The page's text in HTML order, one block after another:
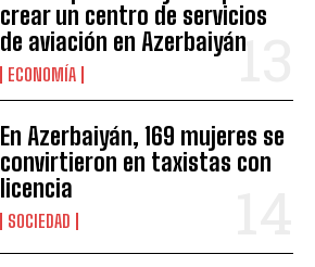
crear un centro de servicios
de aviación en Azerbaiyán
ECONOMÍA
En Azerbaiyán, 169 mujeres se
convirtieron en taxistas con
licencia
SOCIEDAD